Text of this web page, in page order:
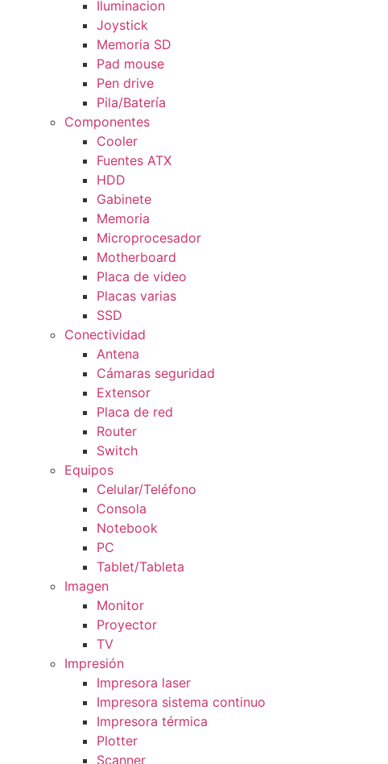
Iluminacion
Joystick
Memoria SD
Pad mouse
Pen drive
Pila/Batería
Componentes
Cooler
Fuentes ATX
HDD
Gabinete
Memoria
Microprocesador
Motherboard
Placa de video
Placas varias
SSD
Conectividad
Antena
Cámaras seguridad
Extensor
Placa de red
Router
Switch
Equipos
Celular/Teléfono
Consola
Notebook
PC
Tablet/Tableta
Imagen
Monitor
Proyector
TV
Impresión
Impresora laser
Impresora sistema continuo
Impresora térmica
Plotter
Scanner